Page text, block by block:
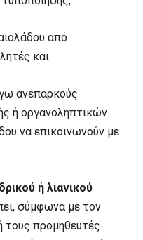
από
και
ανεπαρκούς
ή οργανοληπτικών
να επικοινωνούν με
ή λιανικού
σύμφωνα με τον
τους προμηθευτές